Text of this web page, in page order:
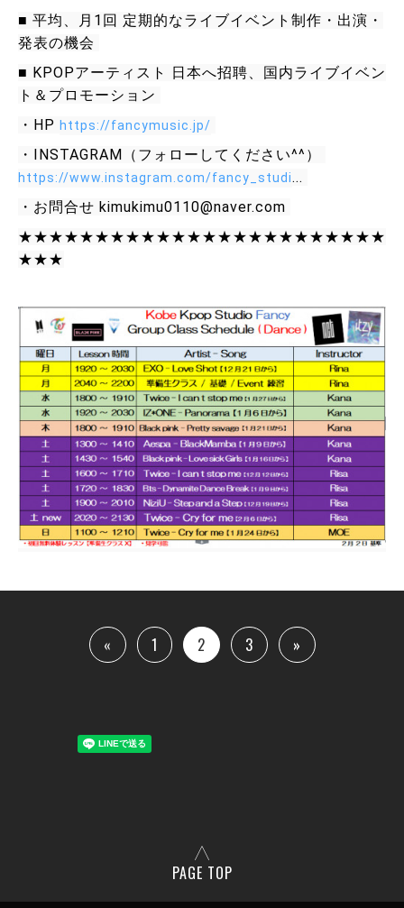
■ 平均、月1回 定期的なライブイベント制作・出演・
発表の機会
■ KPOPアーティスト 日本へ招聘、国内ライブイベン
ト＆プロモーション
・HP https://fancymusic.jp/​
・INSTAGRAM（フォローしてください^^）
https://www.instagram.com/fancy_studi​...
・お問合せ kimukimu0110@naver.com
★★★★★★★★★★★★★★★★★★★★★★★★
★★★
« 1 2 3 »
PAGE TOP